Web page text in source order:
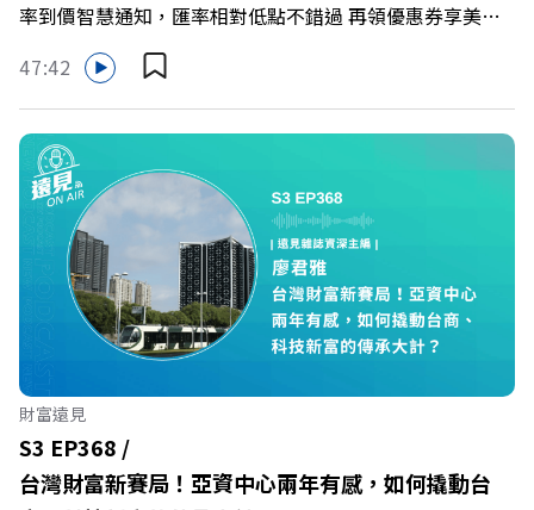
率到價智慧通知，匯率相對低點不錯過 再領優惠券享美金
最高減3分等優惠 立即設定： https://fstry.pse.is/9d7lr7
投資外幣如幣別轉換可能產生匯兌損失，應評估涉及自身情
況審慎投資。 完整注意事項詳見網站資訊。 —— 以上為
Firstory Podcast 廣告 —— 在永續減碳、綠色消費與友善
職場的變革浪潮下，傳統大流量、高耗能的百貨零售業該如
何轉型突圍？ 本集《遠見ON AIR》邀請到遠東SOGO百貨
董事長黃晴雯，帶你解析遠東SOGO如何透過戰略布局，打
造出兼顧企業獲利與社會共好的綠色零售新契機！ 🔺如何
從單純百貨專櫃轉型為有溫度的利他平台？ 🔺最難節能的
零售業如何落實「EP100」能效倍增計畫？ 🔺成功推動育
嬰留停、男同仁樂意成家！驚豔業界的「生育代理人制度」
🔺最有人情味的文化橋梁！從社會創新到經典「日本展」的
共好實踐 主持人／遠見雜誌副社長兼遠見智庫總編輯 李建
興 與談人／遠東SOGO百貨董事長 黃晴雯 +++++ 🫧清除腦
袋的盲點，也順手理清生活的雜亂。 點開看質感養成術>>
47:42
財富遠見
S3 EP368 /
台灣財富新賽局！亞資中心兩年有感，如何撬動台